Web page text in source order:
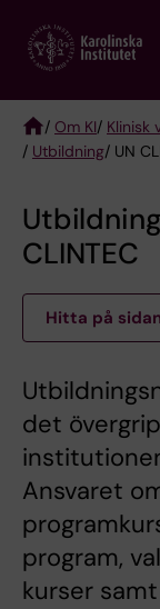
main
/ Om KI/ Klinisk
/ Utbildning/ UN
CLINTEC
Hitta på
det
Ansvaret
program,
kurser